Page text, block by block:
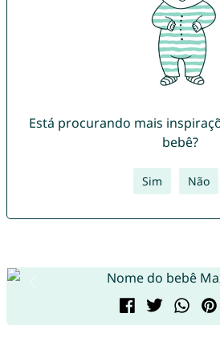
Está procurando mais
bebê?
Sim Não